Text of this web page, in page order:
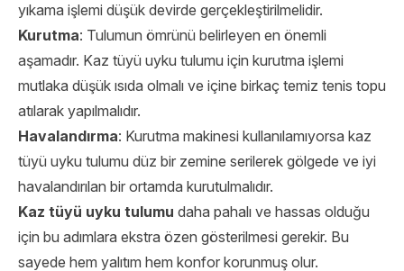
yıkama işlemi düşük devirde gerçekleştirilmelidir.
Kurutma: Tulumun ömrünü belirleyen en önemli
aşamadır. Kaz tüyü uyku tulumu için kurutma işlemi
mutlaka düşük ısıda olmalı ve içine birkaç temiz tenis topu
atılarak yapılmalıdır.
Havalandırma: Kurutma makinesi kullanılamıyorsa kaz
tüyü uyku tulumu düz bir zemine serilerek gölgede ve iyi
havalandırılan bir ortamda kurutulmalıdır.
Kaz tüyü uyku tulumu daha pahalı ve hassas olduğu
için bu adımlara ekstra özen gösterilmesi gerekir. Bu
sayede hem yalıtım hem konfor korunmuş olur.